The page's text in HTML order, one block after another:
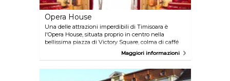
Opera House
Una delle attrazioni imperdibili di Timisoara è
l'Opera House, situata proprio in centro nella
bellissima piazza di Victory Square, colma di caffé
dove potrai prenderi una pausa una volta conclusa
la visita all'Opera House. Costruita tra il 1871 ed il
sia dall'interno che dall'esterno.
Maggiori informazioni